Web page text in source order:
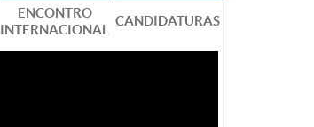
ENCONTRO
INTERNACIONAL
CANDIDATURAS